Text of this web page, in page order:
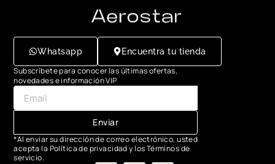
Whatsapp Encuentra tu tienda
Subscríbete para conocer las últimas ofertas,
novedades e información VIP
Enviar
*Al enviar su dirección de correo electrónico, usted
acepta la Política de privacidad y los Términos de
servicio.